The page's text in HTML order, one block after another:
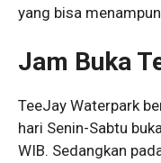
yang bisa
Jam Buka
TeeJay Waterpark
hari Senin-Sabtu
WIB. Sedangkan